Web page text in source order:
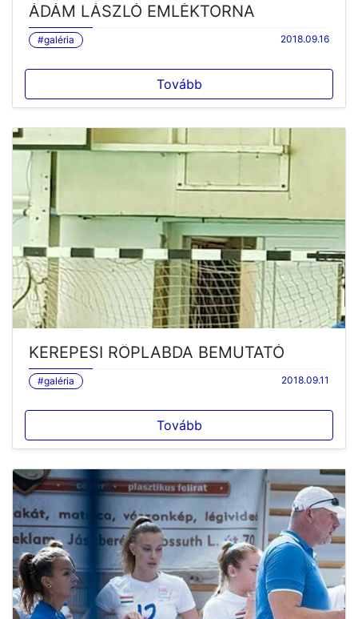
ÁDÁM LÁSZLÓ EMLÉKTORNA
#galéria 2018.09.16
Tovább
KEREPESI RÖPLABDA BEMUTATÓ
#galéria 2018.09.11
Tovább